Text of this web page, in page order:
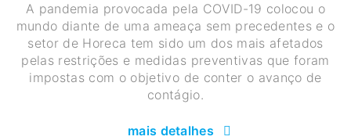
A pandemia provocada pela COVID-19 colocou o
mundo diante de uma ameaça sem precedentes e o
setor de Horeca tem sido um dos mais afetados
pelas restrições e medidas preventivas que foram
impostas com o objetivo de conter o avanço de
contágio.
mais detalhes